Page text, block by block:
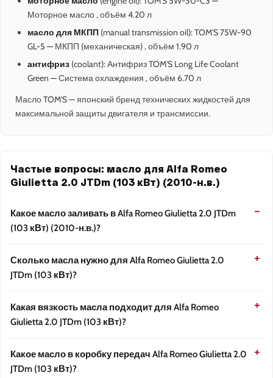
Моторное масло , объём 4.20 л
масло для МКПП (manual transmission oil): TOM'S 75W-90
GL-5 — МКПП (механическая) , объём 1.90 л
антифриз (coolant): Антифриз TOM'S Long Life Coolant
Green — Система охлаждения , объём 6.70 л
Масло TOM'S — японский бренд технических жидкостей для
максимальной защиты двигателя и трансмиссии.
Частые вопросы: масло для Alfa Romeo
Giulietta 2.0 JTDm (103 кВт) (2010-н.в.)
Какое масло заливать в Alfa Romeo Giulietta 2.0 JTDm
(103 кВт) (2010-н.в.)?
Сколько масла нужно для Alfa Romeo Giulietta 2.0
JTDm (103 кВт)?
Какая вязкость масла подходит для Alfa Romeo
Giulietta 2.0 JTDm (103 кВт)?
Какое масло в коробку передач Alfa Romeo Giulietta 2.0
JTDm (103 кВт)?